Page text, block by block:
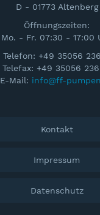
D - 01773 Altenberg
Öffnungszeiten:
Mo. - Fr. 07:30 - 17:00
Telefon: +49 35056
Telefax: +49 35056
E-Mail: info@ff-
Kontakt
Impressum
Datenschutz